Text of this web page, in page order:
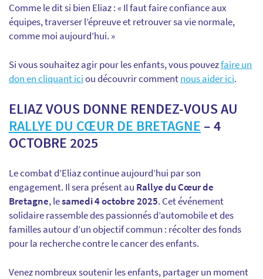
Comme le dit si bien Eliaz : « Il faut faire confiance aux
équipes, traverser l’épreuve et retrouver sa vie normale,
comme moi aujourd’hui. »
Si vous souhaitez agir pour les enfants, vous pouvezfaire un
don en cliquant iciou découvrir commentnous aider ici.
ELIAZ VOUS DONNE RENDEZ-VOUS AU
RALLYE DU CŒUR DE BRETAGNE – 4
OCTOBRE 2025
Le combat d’Eliaz continue aujourd’hui par son
engagement. Il sera présent au Rallye du Cœur de
Bretagne, lesamedi 4 octobre 2025. Cet événement
solidaire rassemble des passionnés d’automobile et des
familles autour d’un objectif commun : récolter des fonds
pour la recherche contre le cancer des enfants.
Venez nombreux soutenir les enfants, partager un moment